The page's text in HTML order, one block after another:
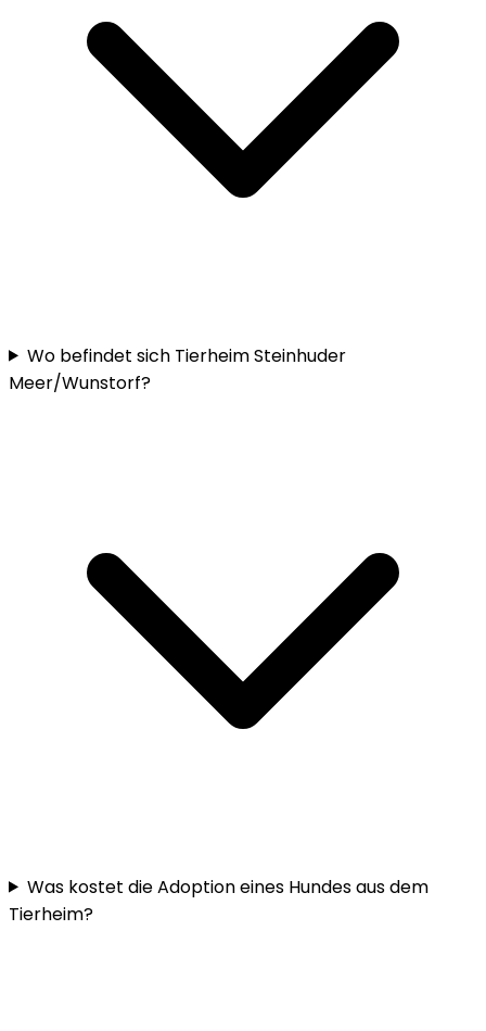
Wo befindet sich Tierheim Steinhuder
Meer/Wunstorf?
Was kostet die Adoption eines Hundes aus dem
Tierheim?